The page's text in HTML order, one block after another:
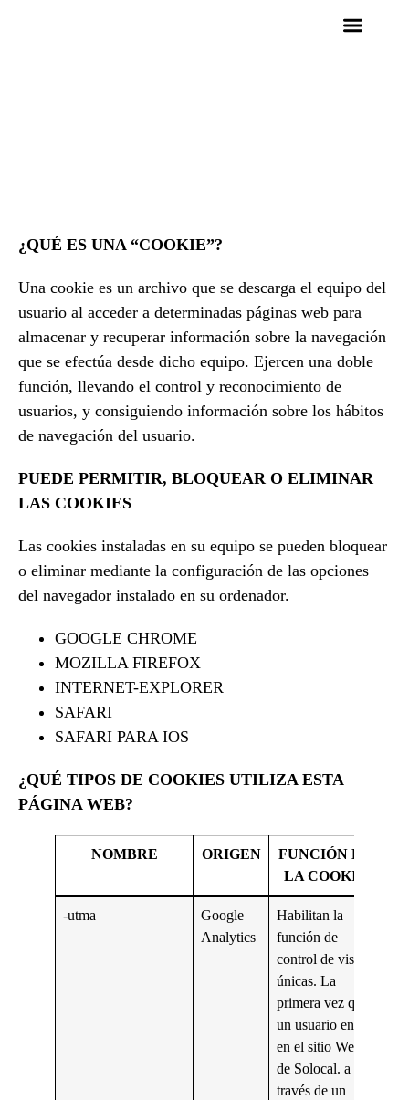
¿QUÉ ES UNA “COOKIE”?
Una cookie es un archivo que se descarga el equipo del
usuario al acceder a determinadas páginas web para
almacenar y recuperar información sobre la navegación
que se efectúa desde dicho equipo. Ejercen una doble
función, llevando el control y reconocimiento de
usuarios, y consiguiendo información sobre los hábitos
de navegación del usuario.
PUEDE PERMITIR, BLOQUEAR O ELIMINAR
LAS COOKIES
Las cookies instaladas en su equipo se pueden bloquear
o eliminar mediante la configuración de las opciones
del navegador instalado en su ordenador.
GOOGLE CHROME
MOZILLA FIREFOX
INTERNET-EXPLORER
SAFARI
SAFARI PARA IOS
¿QUÉ TIPOS DE COOKIES UTILIZA ESTA
PÁGINA WEB?
NOMBRE ORIGEN
FUNCIÓN DE
LA COOKIE
-utma
Google
Analytics
Habilitan la
función de
control de visitas
únicas. La
primera vez que
un usuario entre
en el sitio Web
de Solocal. a
través de un